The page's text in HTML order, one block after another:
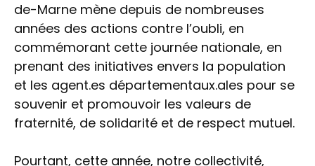
de-Marne mène depuis de nombreuses
années des actions contre l’oubli, en
commémorant cette journée nationale, en
prenant des initiatives envers la population
et les agent.es départementaux.ales pour se
souvenir et promouvoir les valeurs de
fraternité, de solidarité et de respect mutuel.
Pourtant, cette année, notre collectivité,